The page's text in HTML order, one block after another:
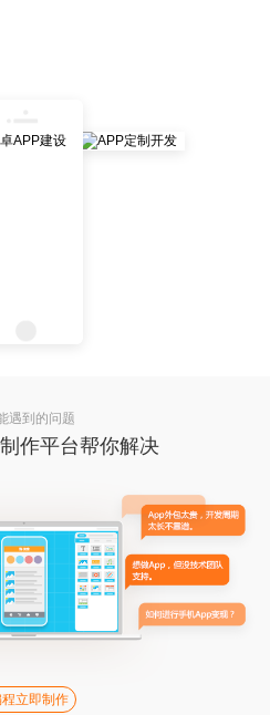
遇到的问题
作平台帮你解决
立即制作